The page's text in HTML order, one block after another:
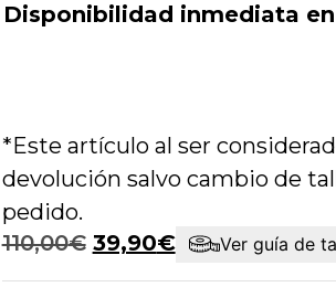
Disponibilidad inmediata
*Este artículo al ser
devolución salvo cambio de
pedido.
110,00€ 39,90€ Ver guía de